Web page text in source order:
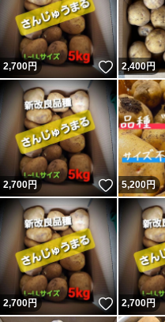
2,700円 いいね！
2,400円
2,700円 いいね！
5,200円
2,700円 いいね！
2,700円